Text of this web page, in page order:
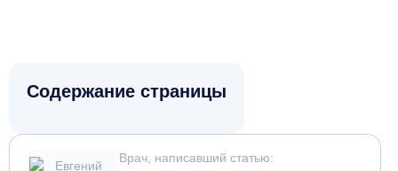
Содержание страницы
Врач, написавший статью: